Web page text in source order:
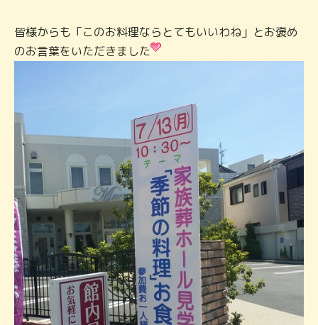
皆様からも「このお料理ならとてもいいわね」とお褒め
のお言葉をいただきました